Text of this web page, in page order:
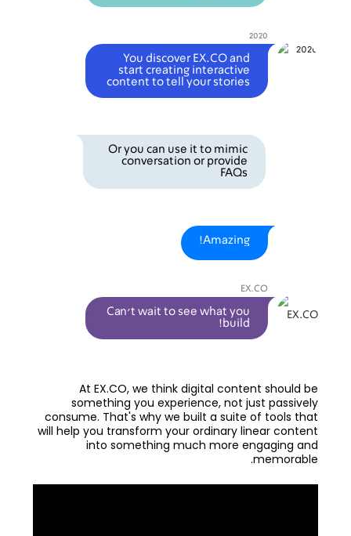
2020
2020
You discover EX.CO and
start creating interactive
content to tell your stories
ParticipantOr you can use it to mimic
conversation or provide
FAQs
Participant
say
Amazing!
EX.CO
EX.COCan't wait to see what you
build!
At EX.CO, we think digital content should be
something you experience, not just passively
consume. That's why we built a suite of tools that
will help you transform your ordinary linear content
into something much more engaging and
memorable.